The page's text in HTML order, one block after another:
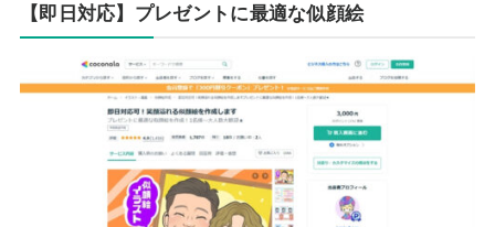
【即日対応】プレゼントに最適な似顔絵